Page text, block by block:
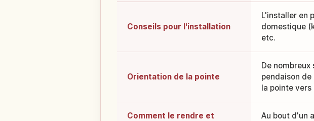
Conseils pour l'installation
L'installer en
domestique
etc.
Orientation de la pointe
De
pendaison
la pointe
Comment le rendre et
Au bout d'un